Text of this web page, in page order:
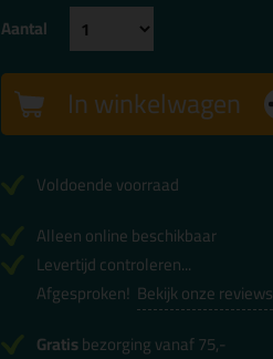
Aantal
In winkelwagen
Voldoende voorraad
Alleen online beschikbaar
Levertijd controleren...
Afgesproken! Bekijk onze reviews
Gratisbezorging vanaf 75,-